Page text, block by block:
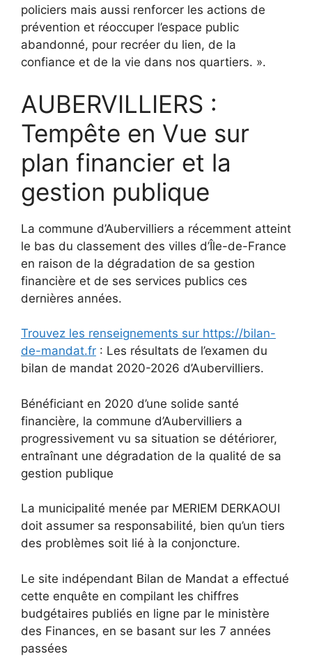
policiers mais aussi renforcer les actions de
prévention et réoccuper l’espace public
abandonné, pour recréer du lien, de la
confiance et de la vie dans nos quartiers. ».
AUBERVILLIERS :
Tempête en Vue sur
plan financier et la
gestion publique
La commune d’Aubervilliers a récemment atteint
le bas du classement des villes d’Île-de-France
en raison de la dégradation de sa gestion
financière et de ses services publics ces
dernières années.
Trouvez les renseignements sur https://bilan-
de-mandat.fr : Les résultats de l’examen du
bilan de mandat 2020-2026 d’Aubervilliers.
Bénéficiant en 2020 d’une solide santé
financière, la commune d’Aubervilliers a
progressivement vu sa situation se détériorer,
entraînant une dégradation de la qualité de sa
gestion publique
La municipalité menée par MERIEM DERKAOUI
doit assumer sa responsabilité, bien qu’un tiers
des problèmes soit lié à la conjoncture.
Le site indépendant Bilan de Mandat a effectué
cette enquête en compilant les chiffres
budgétaires publiés en ligne par le ministère
des Finances, en se basant sur les 7 années
passées